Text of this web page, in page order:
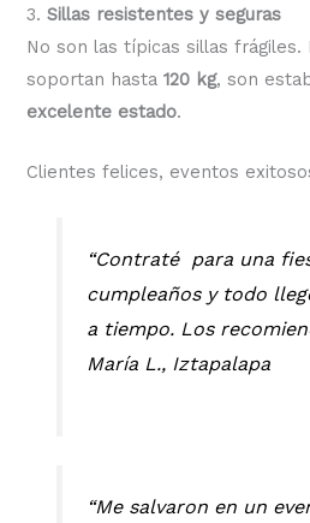
3.Sillas resistentes y seguras
No son las típicas sillas frágiles.
soportan hasta120 kg, son
excelente estado.
Clientes felices, eventos
“Contraté para una
cumpleaños y todo
a tiempo. Los
María L., Iztapalapa
“Me salvaron en un